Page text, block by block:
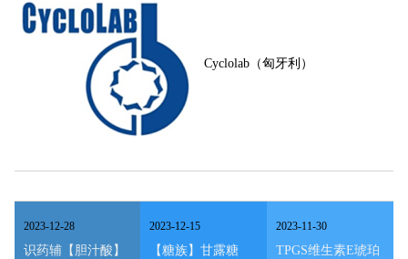
Cyclolab（匈牙利）
识药辅【胆汁酸】
2023-12-28
【糖族】甘露糖
2023-12-15
TPGS维生素E琥珀
2023-11-30